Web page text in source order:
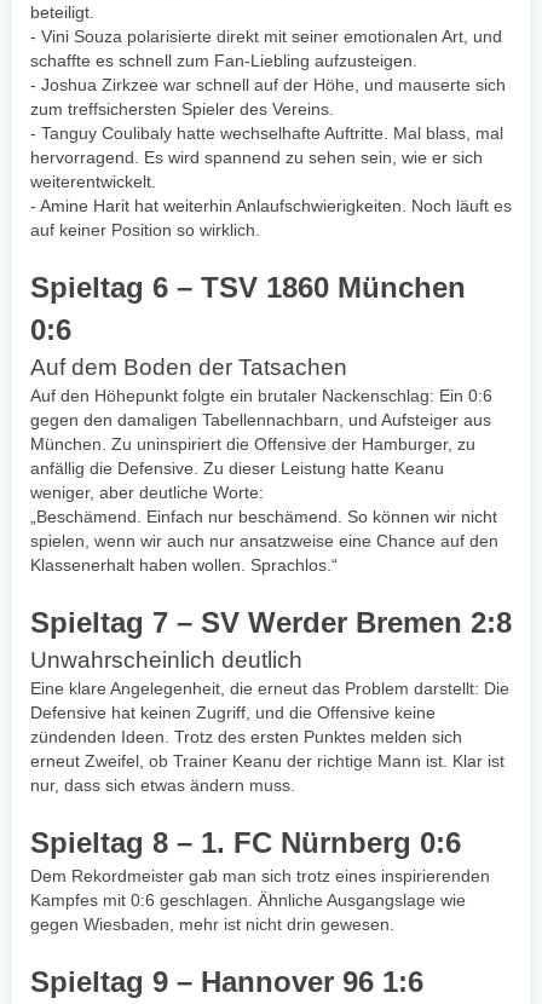
beteiligt.
- Vini Souza polarisierte direkt mit seiner emotionalen Art, und
schaffte es schnell zum Fan-Liebling aufzusteigen.
- Joshua Zirkzee war schnell auf der Höhe, und mauserte sich
zum treffsichersten Spieler des Vereins.
- Tanguy Coulibaly hatte wechselhafte Auftritte. Mal blass, mal
hervorragend. Es wird spannend zu sehen sein, wie er sich
weiterentwickelt.
- Amine Harit hat weiterhin Anlaufschwierigkeiten. Noch läuft es
auf keiner Position so wirklich.
Spieltag 6 – TSV 1860 München
0:6
Auf dem Boden der Tatsachen
Auf den Höhepunkt folgte ein brutaler Nackenschlag: Ein 0:6
gegen den damaligen Tabellennachbarn, und Aufsteiger aus
München. Zu uninspiriert die Offensive der Hamburger, zu
anfällig die Defensive. Zu dieser Leistung hatte Keanu
weniger, aber deutliche Worte:
„Beschämend. Einfach nur beschämend. So können wir nicht
spielen, wenn wir auch nur ansatzweise eine Chance auf den
Klassenerhalt haben wollen. Sprachlos.“
Spieltag 7 – SV Werder Bremen 2:8
Unwahrscheinlich deutlich
Eine klare Angelegenheit, die erneut das Problem darstellt: Die
Defensive hat keinen Zugriff, und die Offensive keine
zündenden Ideen. Trotz des ersten Punktes melden sich
erneut Zweifel, ob Trainer Keanu der richtige Mann ist. Klar ist
nur, dass sich etwas ändern muss.
Spieltag 8 – 1. FC Nürnberg 0:6
Dem Rekordmeister gab man sich trotz eines inspirierenden
Kampfes mit 0:6 geschlagen. Ähnliche Ausgangslage wie
gegen Wiesbaden, mehr ist nicht drin gewesen.
Spieltag 9 – Hannover 96 1:6